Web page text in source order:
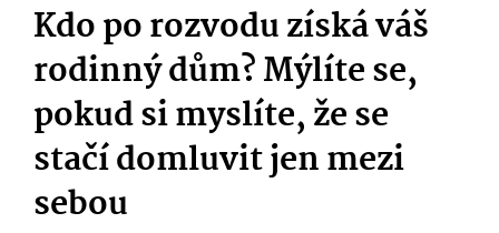
Kdo po rozvodu získá váš
rodinný dům? Mýlíte se,
pokud si myslíte, že se
stačí domluvit jen mezi
sebou